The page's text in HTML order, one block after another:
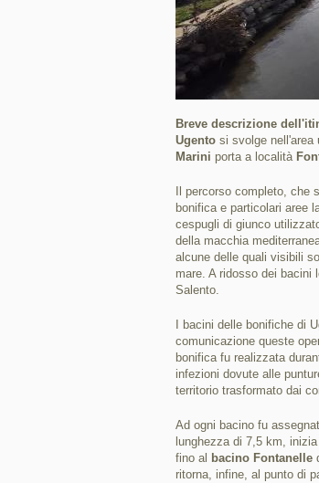
Breve descrizione
Ugento si svolge nell'area
Marini porta a località
Il percorso completo,
bonifica e particolari aree
cespugli di giunco
della macchia
alcune delle quali visibili
mare. A ridosso dei bacini
Salento.
I bacini delle bonifiche di
comunicazione queste
bonifica fu realizzata
infezioni dovute alle
territorio trasformato dai
Ad ogni bacino fu
lunghezza di 7,5 km, inizia
fino al bacino Fontanelle
ritorna, infine, al punto di